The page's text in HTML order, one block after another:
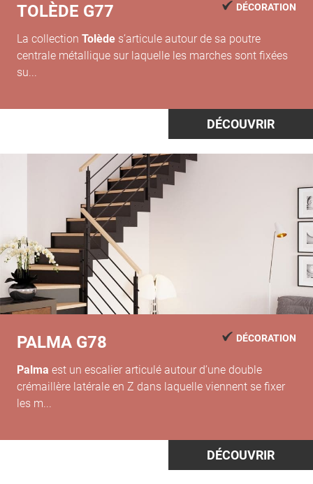
TOLÈDE G77 DÉCORATION
La collection Tolède s’articule autour de sa poutre
centrale métallique sur laquelle les marches sont fixées
su...
DÉCOUVRIR
PALMA G78 DÉCORATION
Palma est un escalier articulé autour d’une double
crémaillère latérale en Z dans laquelle viennent se fixer
les m...
DÉCOUVRIR